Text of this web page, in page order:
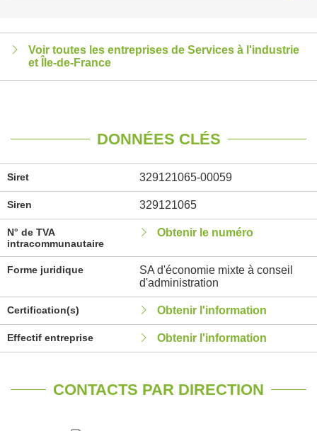
Voir toutes les entreprises de Services à l'industrie
et Île-de-France
DONNÉES CLÉS
Siret 329121065-00059
Siren 329121065
N° de TVA
intracommunautaire
Obtenir le numéro
Forme juridique
SA d'économie mixte à conseil
d'administration
Certification(s) Obtenir l'information
Effectif entreprise Obtenir l'information
CONTACTS PAR DIRECTION